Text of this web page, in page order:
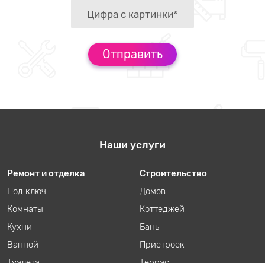
Наши услуги
Ремонт и отделка
Под ключ
Комнаты
Кухни
Ванной
Строительство
Домов
Коттеджей
Бань
Пристроек